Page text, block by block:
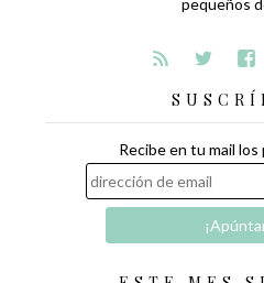
pequeños
Recibe en tu mail